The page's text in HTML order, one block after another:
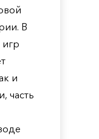
В
и
часть